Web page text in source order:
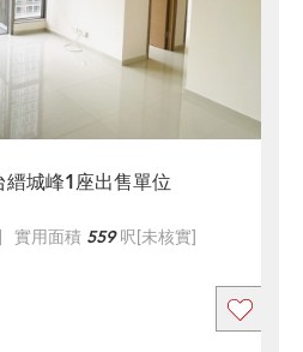
城峰1座出售單位
實用面積 559呎[未核實]